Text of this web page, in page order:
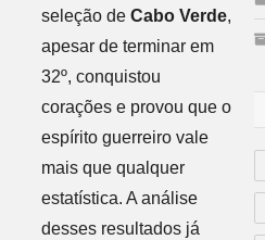
seleção de Cabo Verde,
apesar de terminar em
32º, conquistou
corações e provou que o
espírito guerreiro vale
mais que qualquer
estatística. A análise
desses resultados já